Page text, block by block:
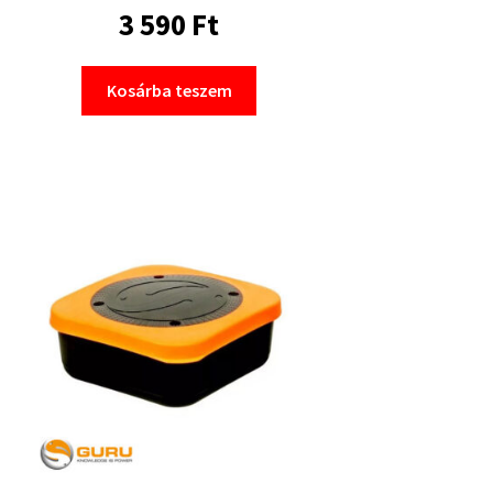
3 590 Ft
Kosárba teszem